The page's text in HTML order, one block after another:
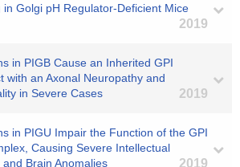
Golgi pH Regulator-Deficient Mice
2019
in PIGB Cause an Inherited GPI
with an Axonal Neuropathy and
in Severe Cases
2019
in PIGU Impair the Function of the GPI
Causing Severe Intellectual
and Brain Anomalies
2019